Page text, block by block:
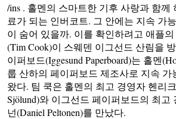
/ins . 홀멘의 스마트한 기후 사랑과 함께
료가 되는 인버코트. 그 안에는 지속 가
이 숨어 있을까. 이를 확인하려고 애플
(Tim Cook)이 스웨덴 이그선드 산림을
이퍼보드(Iggesund Paperboard)는 홀멘
룹 산하의 페이퍼보드 제조사로 지속 가
왔다. 팀 쿡은 홀멘의 최고 경영자 헨리
Sjölund)와 이그선드 페이퍼보드의 최고
넌(Daniel Peltonen)를 만났다.